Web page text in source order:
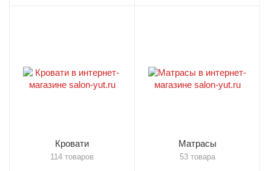
Кровати
114 товаров
Матрасы
53 товара